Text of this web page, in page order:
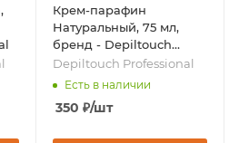
Крем-парафин
Натуральный, 75 мл,
бренд - Depiltouch
Professional
Depiltouch Professional
Есть в наличии
350 ₽/шт